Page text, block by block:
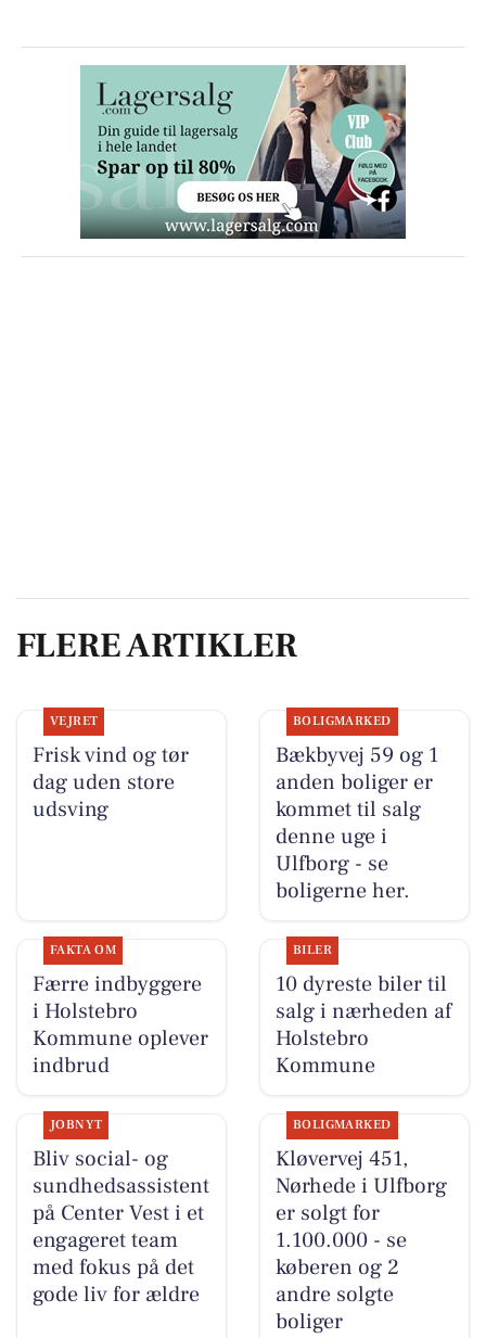
FLERE ARTIKLER
VEJRET
Frisk vind og tør
dag uden store
udsving
BOLIGMARKED
Bækbyvej 59 og 1
anden boliger er
kommet til salg
denne uge i
Ulfborg - se
boligerne her.
FAKTA OM
Færre indbyggere
i Holstebro
Kommune oplever
indbrud
BILER
10 dyreste biler til
salg i nærheden af
Holstebro
Kommune
JOBNYT
Bliv social- og
sundhedsassistent
på Center Vest i et
engageret team
med fokus på det
gode liv for ældre
BOLIGMARKED
Kløvervej 451,
Nørhede i Ulfborg
er solgt for
1.100.000 - se
køberen og 2
andre solgte
boliger